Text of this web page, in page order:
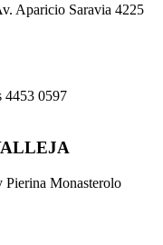
Aparicio Saravia 4225
4453 0597
Pierina Monasterolo